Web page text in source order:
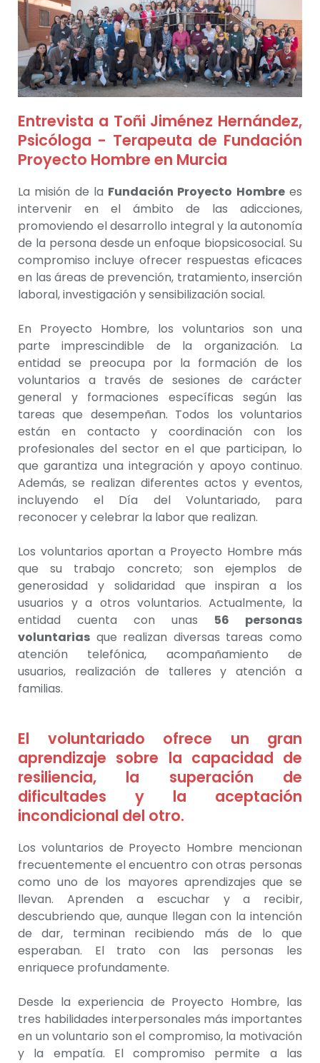
Entrevista a Toñi Jiménez Hernández,
Psicóloga - Terapeuta de Fundación
Proyecto Hombre en Murcia
La misión de la Fundación Proyecto Hombrees
intervenir en el ámbito de las adicciones,
promoviendo el desarrollo integral y la autonomía
de la persona desde un enfoque biopsicosocial. Su
compromiso incluye ofrecer respuestas eficaces
en las áreas de prevención, tratamiento, inserción
laboral, investigación y sensibilización social.
En Proyecto Hombre, los voluntarios son una
parte imprescindible de la organización. La
entidad se preocupa por la formación de los
voluntarios a través de sesiones de carácter
general y formaciones específicas según las
tareas que desempeñan. Todos los voluntarios
están en contacto y coordinación con los
profesionales del sector en el que participan, lo
que garantiza una integración y apoyo continuo.
Además, se realizan diferentes actos y eventos,
incluyendo el Día del Voluntariado, para
reconocer y celebrar la labor que realizan.
Los voluntarios aportan a Proyecto Hombre más
que su trabajo concreto; son ejemplos de
generosidad y solidaridad que inspiran a los
usuarios y a otros voluntarios. Actualmente, la
entidad cuenta con unas 56 personas
voluntarias que realizan diversas tareas como
atención telefónica, acompañamiento de
usuarios, realización de talleres y atención a
familias.
El voluntariado ofrece un gran
aprendizaje sobre la capacidad de
resiliencia, la superación de
dificultades y la aceptación
incondicional del otro.
Los voluntarios de Proyecto Hombre mencionan
frecuentemente el encuentro con otras personas
como uno de los mayores aprendizajes que se
llevan. Aprenden a escuchar y a recibir,
descubriendo que, aunque llegan con la intención
de dar, terminan recibiendo más de lo que
esperaban. El trato con las personas les
enriquece profundamente.
Desde la experiencia de Proyecto Hombre, las
tres habilidades interpersonales más importantes
en un voluntario son el compromiso, la motivación
y la empatía. El compromiso permite a las